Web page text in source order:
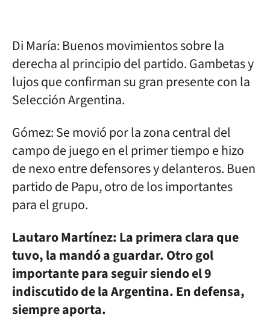
Di María: Buenos movimientos sobre la
derecha al principio del partido. Gambetas y
lujos que confirman su gran presente con la
Selección Argentina.
Gómez: Se movió por la zona central del
campo de juego en el primer tiempo e hizo
de nexo entre defensores y delanteros. Buen
partido de Papu, otro de los importantes
para el grupo.
Lautaro Martínez: La primera clara que
tuvo, la mandó a guardar. Otro gol
importante para seguir siendo el 9
indiscutido de la Argentina. En defensa,
siempre aporta.